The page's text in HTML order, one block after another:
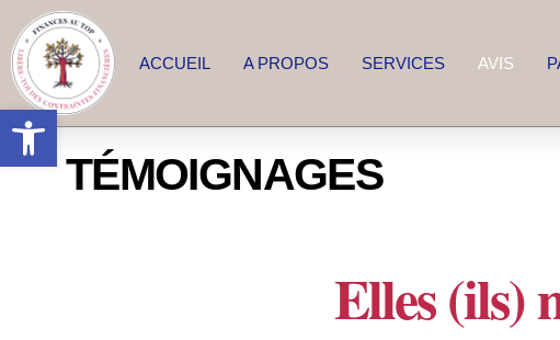
Ouvrir la barre d’outils
ACCUEIL A PROPOS SERVICES AVIS
TÉMOIGNAGES
Elles (ils)